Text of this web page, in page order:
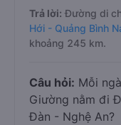
Trả lời: Đường di
Hới - Quảng Bình
khoảng 245 km.
Câu hỏi: Mỗi
Giường nằm đi
Đàn - Nghệ An?